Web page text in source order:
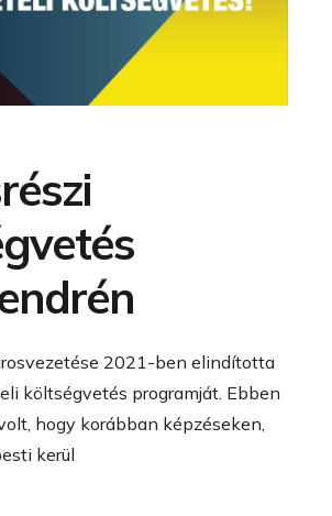
2021-ben elindította
költségvetés programját. Ebben
hogy korábban képzéseken,
kerül